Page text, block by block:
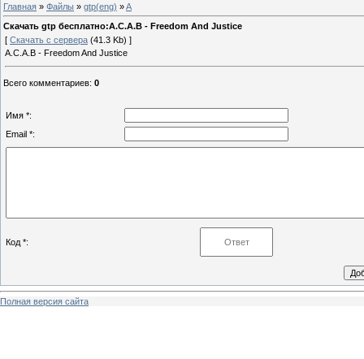
Главная » Файлы » gtp(eng) »A
Скачать gtp бесплатно:A.C.A.B - Freedom And Justice
[ Скачать с сервера (41.3 Kb) ]
A.C.A.B - Freedom And Justice
Всего комментариев: 0
Имя *:
Email *:
Код *:
Полная версия сайта